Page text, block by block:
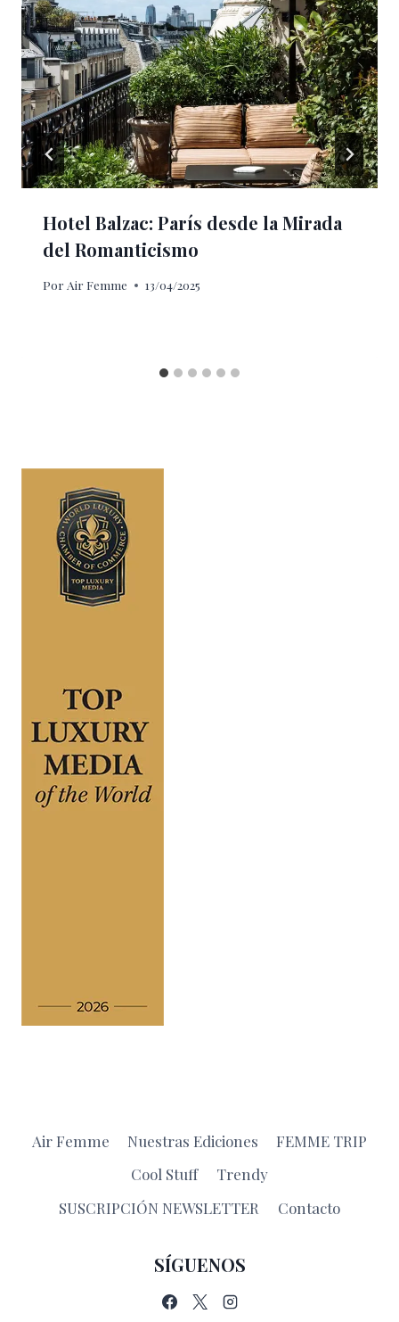
Hotel Balzac: París desde la Mirada
del Romanticismo
Por Air Femme 13/04/2025
Air Femme Nuestras Ediciones
FEMME TRIP
Cool Stuff
Trendy
SUSCRIPCIÓN NEWSLETTER
Contacto
SÍGUENOS